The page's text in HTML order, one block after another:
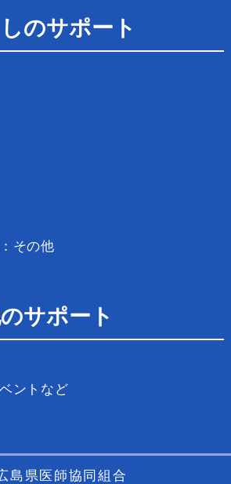
のサポート
その他
サポート
ントなど
島県医師協同組合